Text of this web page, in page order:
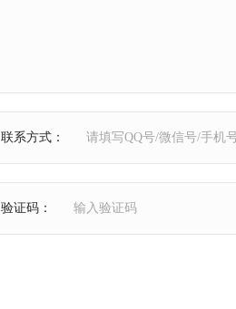
联系方式 ：
验证码 ：